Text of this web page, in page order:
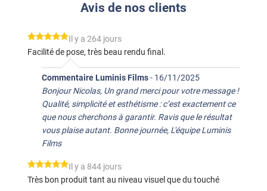
Avis de nos clients
*****
Il y a 264 jours
Facilité de pose, très beau rendu final.
Commentaire Luminis Films- 16/11/2025
Bonjour Nicolas, Un grand merci pour votre message !
Qualité, simplicité et esthétisme : c’est exactement ce
que nous cherchons à garantir. Ravis que le résultat
vous plaise autant. Bonne journée, L'équipe Luminis
Films
*****
Il y a 844 jours
Très bon produit tant au niveau visuel que du touché